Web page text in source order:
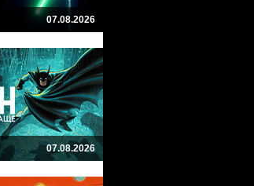
07.08.2026
07.08.2026